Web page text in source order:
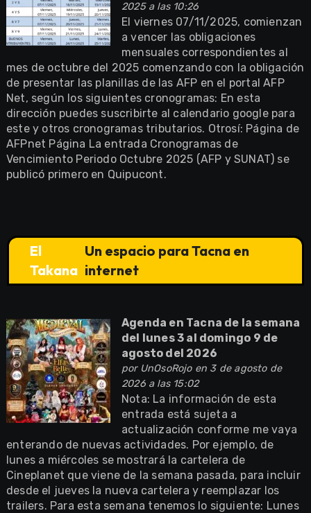
2025 a las 10:26
El viernes 07/11/2025, comienzan
a vencer las obligaciones
mensuales correspondientes al
mes de octubre del 2025 comenzando con la obligación
de presentar las planillas de las AFP en el portal AFP
Net, según los siguientes cronogramas: En esta
dirección puedes suscribirte al calendario google para
este y otros cronogramas tributarios. Otrosí: Página de
AFPnet Página La entrada Cronogramas de
Vencimiento Periodo Octubre 2025 (AFP y SUNAT) se
publicó primero en Quipucont.
El
Takana
Un espacio para Tacna en
internet
Agenda en Tacna de la semana
del lunes 3 al domingo 9 de
agosto del 2026
por UnOsoRojoen 3 de agosto de
2026 a las 15:02
Nota: La información de esta
entrada está sujeta a
actualización conforme me vaya
enterando de nuevas actividades. Por ejemplo, de
lunes a miércoles se mostrará la cartelera de
Cineplanet que viene de la semana pasada, para incluir
desde el jueves la nueva cartelera y reemplazar los
trailers. Para esta semana tenemos lo siguiente: Lunes